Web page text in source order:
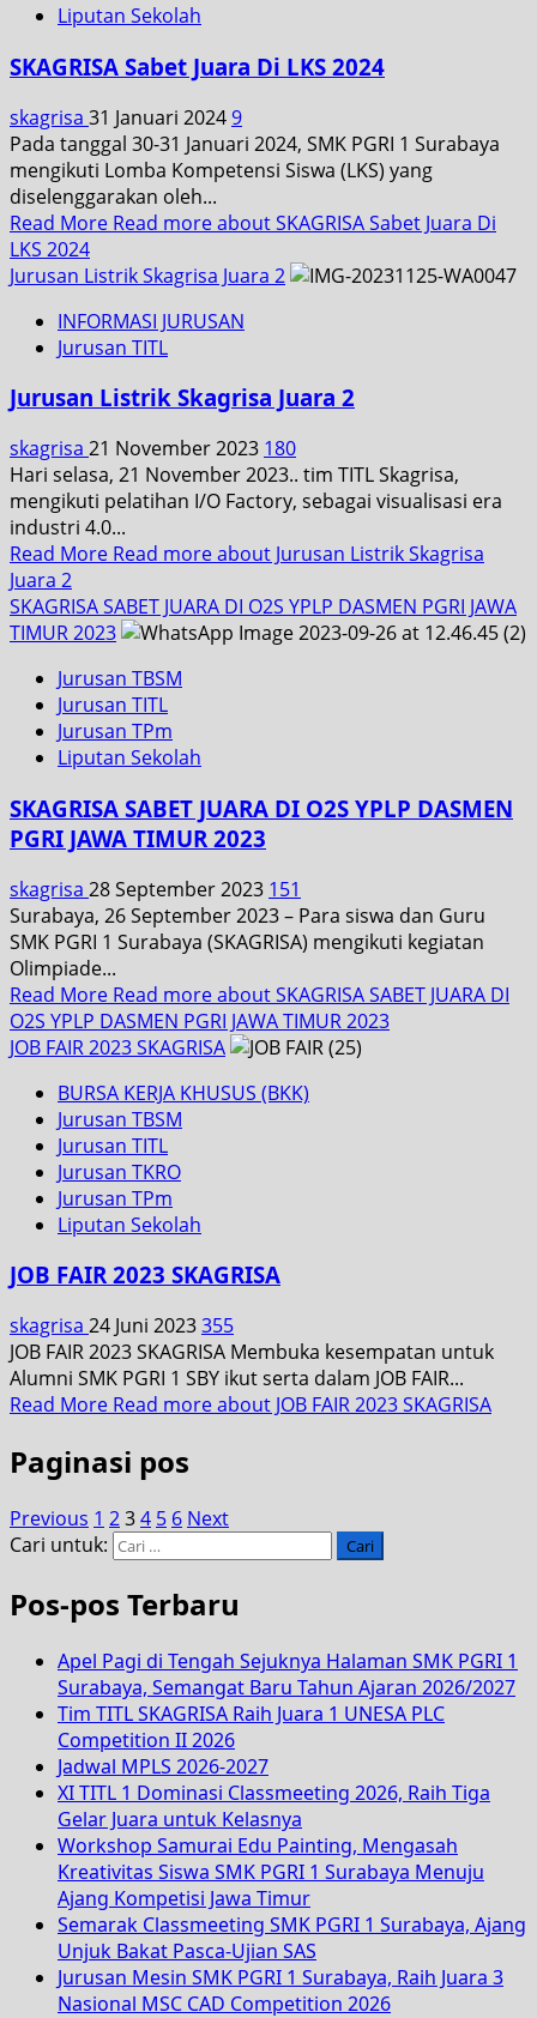
Liputan Sekolah
SKAGRISA Sabet Juara Di LKS 2024
skagrisa 31 Januari 20249
Pada tanggal 30-31 Januari 2024, SMK PGRI 1 Surabaya
mengikuti Lomba Kompetensi Siswa (LKS) yang
diselenggarakan oleh...
Read More Read more about SKAGRISA Sabet Juara Di
LKS 2024
Jurusan Listrik Skagrisa Juara 2
INFORMASI JURUSAN
Jurusan TITL
Jurusan Listrik Skagrisa Juara 2
skagrisa 21 November 2023 180
Hari selasa, 21 November 2023.. tim TITL Skagrisa,
mengikuti pelatihan I/O Factory, sebagai visualisasi era
industri 4.0...
Read More Read more about Jurusan Listrik Skagrisa
Juara 2
SKAGRISA SABET JUARA DI O2S YPLP DASMEN PGRI JAWA
TIMUR 2023
Jurusan TBSM
Jurusan TITL
Jurusan TPm
Liputan Sekolah
SKAGRISA SABET JUARA DI O2S YPLP DASMEN
PGRI JAWA TIMUR 2023
skagrisa 28 September 2023 151
Surabaya, 26 September 2023 – Para siswa dan Guru
SMK PGRI 1 Surabaya (SKAGRISA) mengikuti kegiatan
Olimpiade...
Read More Read more about SKAGRISA SABET JUARA DI
O2S YPLP DASMEN PGRI JAWA TIMUR 2023
JOB FAIR 2023 SKAGRISA
BURSA KERJA KHUSUS (BKK)
Jurusan TBSM
Jurusan TITL
Jurusan TKRO
Jurusan TPm
Liputan Sekolah
JOB FAIR 2023 SKAGRISA
skagrisa 24 Juni 2023355
JOB FAIR 2023 SKAGRISA Membuka kesempatan untuk
Alumni SMK PGRI 1 SBY ikut serta dalam JOB FAIR...
Read More Read more about JOB FAIR 2023 SKAGRISA
Paginasi pos
Previous 1 234 5 6 Next
Cari untuk:
Pos-pos Terbaru
Apel Pagi di Tengah Sejuknya Halaman SMK PGRI 1
Surabaya, Semangat Baru Tahun Ajaran 2026/2027
Tim TITL SKAGRISA Raih Juara 1 UNESA PLC
Competition II 2026
Jadwal MPLS 2026-2027
XI TITL 1 Dominasi Classmeeting 2026, Raih Tiga
Gelar Juara untuk Kelasnya
Workshop Samurai Edu Painting, Mengasah
Kreativitas Siswa SMK PGRI 1 Surabaya Menuju
Ajang Kompetisi Jawa Timur
Semarak Classmeeting SMK PGRI 1 Surabaya, Ajang
Unjuk Bakat Pasca-Ujian SAS
Jurusan Mesin SMK PGRI 1 Surabaya, Raih Juara 3
Nasional MSC CAD Competition 2026